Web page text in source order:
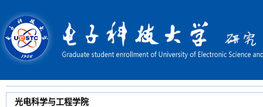
光电科学与工程学院